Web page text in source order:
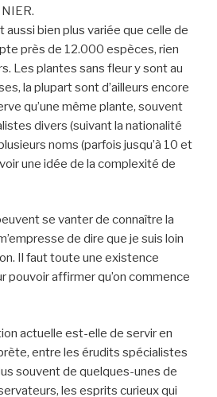
aussi bien plus variée que celle de
près de 12.000 espèces, rien
Les plantes sans fleur y sont au
la plupart sont d’ailleurs encore
qu’une même plante, souvent
divers (suivant la nationalité
noms (parfois jusqu’à 10 et
une idée de la complexité de
se vanter de connaître la
de dire que je suis loin
Il faut toute une existence
pouvoir affirmer qu’on commence
actuelle est-elle de servir en
entre les érudits spécialistes
souvent de quelques-unes de
les esprits curieux qui